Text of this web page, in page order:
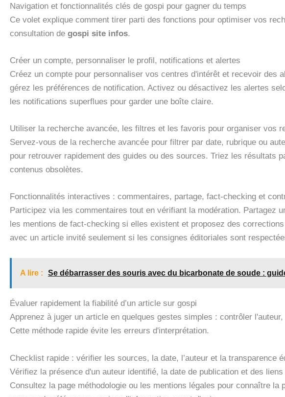
Navigation et fonctionnalités clés de gospi pour gagner du temps
Ce volet explique comment tirer parti des fonctions pour optimiser vos
consultation de gospi site infos.
Créer un compte, personnaliser le profil, notifications et alertes
Créez un compte pour personnaliser vos centres d'intérêt et recevoir des
gérez les préférences de notification. Activez ou désactivez les alertes
les notifications superflues pour garder une boîte claire.
Utiliser la recherche avancée, les filtres et les favoris pour organiser vos
Servez-vous de la recherche avancée pour filtrer par date, rubrique ou
pour retrouver rapidement des guides ou des sources. Triez les résultats
contenus obsolètes.
Fonctionnalités interactives : commentaires, partage, fact-checking et
Participez via les commentaires tout en vérifiant la modération. Partagez
les mentions de fact-checking si elles existent et proposez des
avec un article invité seulement si les consignes éditoriales sont
A lire : Se débarrasser des souris avec du bicarbonate de soude :
Évaluer rapidement la fiabilité d’un article sur gospi
Apprenez à juger un article en quelques gestes simples : contrôler
Cette méthode rapide évite les erreurs d'interprétation.
Checklist rapide : vérifier les sources, la date, l’auteur et la transparence
Vérifiez la présence d'un auteur identifié, la date de publication et des
Consultez la page méthodologie ou les mentions légales pour connaître la